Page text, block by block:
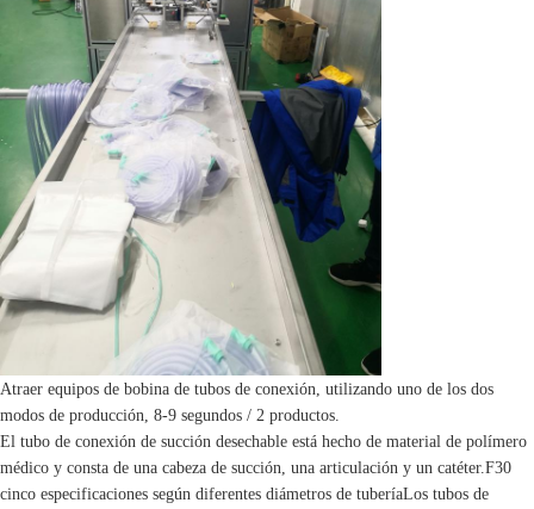
Equipo de fabricación de la membrana
IV máquina de la asamblea de la cánula
Empaquetadora que arrolla del tubo médico
Máquina de ensamblaje de válvulas de retención
Máquina de apertura de ventanas de cajas de paletas
Atraer equipos de bobina de tubos de conexión, utilizando uno de los dos
modos de producción, 8-9 segundos / 2 productos.
El tubo de conexión de succión desechable está hecho de material de polímero
médico y consta de una cabeza de succión, una articulación y un catéter.F30
cinco especificaciones según diferentes diámetros de tuberíaLos tubos de